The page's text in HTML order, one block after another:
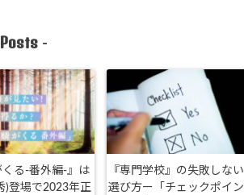
-
くる-番外編-』は
)登場で2023年正
『専門学校』の失敗しない
選び方ー「チェックポイン